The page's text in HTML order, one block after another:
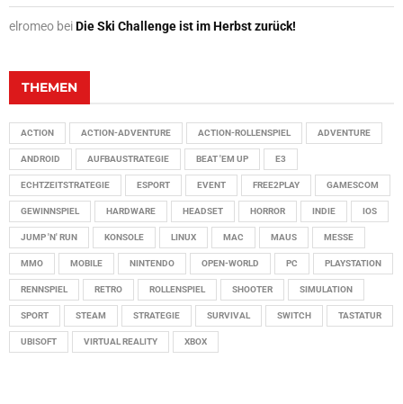
elromeo beiDie Ski Challenge ist im Herbst zurück!
THEMEN
ACTION ACTION-ADVENTURE ACTION-ROLLENSPIEL ADVENTURE
ANDROID AUFBAUSTRATEGIE BEAT 'EM UP E3
ECHTZEITSTRATEGIE ESPORT EVENT FREE2PLAY GAMESCOM
GEWINNSPIEL HARDWARE HEADSET HORROR INDIE IOS
JUMP 'N' RUN KONSOLE LINUX MAC MAUS MESSE
MMO MOBILE NINTENDO OPEN-WORLD PC PLAYSTATION
RENNSPIEL RETRO ROLLENSPIEL SHOOTER SIMULATION
SPORT STEAM STRATEGIE SURVIVAL SWITCH TASTATUR
UBISOFT VIRTUAL REALITY XBOX